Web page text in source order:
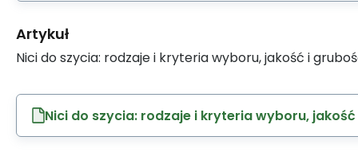
Artykuł
Nici do szycia: rodzaje i kryteria wyboru, jakość i
Nici do szycia: rodzaje i kryteria wyboru,